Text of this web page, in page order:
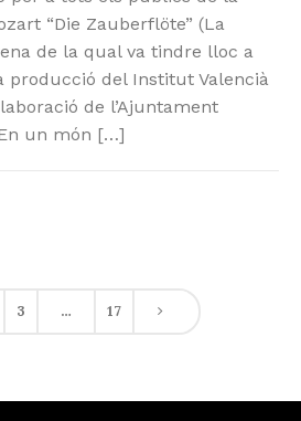
“Die Zauberflöte” (La
de la qual va tindre lloc a
producció del Institut Valencià
de l’Ajuntament
En un món […]
3 … 17